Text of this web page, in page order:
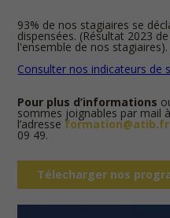
93% de nos stagiaires se
dispensées. (Résultat 2023
l'ensemble de nos stagiaires).
Consulter nos indicateurs de
Pour plus d’informations
sommes joignables par mail à
l’adresse formation@atib.fr
09 49.
Télecharger nos